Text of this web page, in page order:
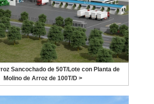
Sancochado de 50T/Lote con Planta de
Molino de Arroz de 100T/D >